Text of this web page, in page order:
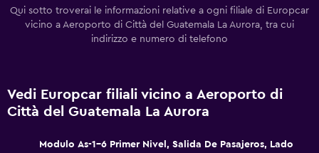
Qui sotto troverai le informazioni relative a ogni filiale di Europcar
vicino a Aeroporto di Città del Guatemala La Aurora, tra cui
indirizzo e numero di telefono
Vedi Europcar filiali vicino a Aeroporto di
Città del Guatemala La Aurora
Modulo As-1-6 Primer Nivel, Salida De Pasajeros, Lado